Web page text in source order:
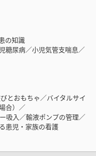
の知識
糖尿病／小児気管支喘息／
とおもちゃ／バイタルサイ
合）／
吸入／輸液ポンプの管理／
患児・家族の看護